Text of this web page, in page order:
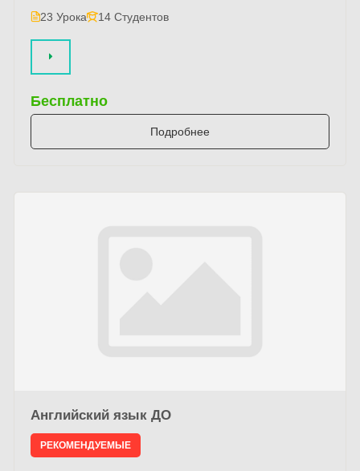
23 Урока 14 Студентов
Бесплатно
Подробнее
Английский язык ДО
РЕКОМЕНДУЕМЫЕ